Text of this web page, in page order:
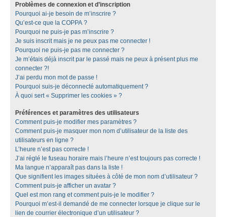
Problèmes de connexion et d’inscription
Pourquoi ai-je besoin de m’inscrire ?
Qu’est-ce que la COPPA ?
Pourquoi ne puis-je pas m’inscrire ?
Je suis inscrit mais je ne peux pas me connecter !
Pourquoi ne puis-je pas me connecter ?
Je m’étais déjà inscrit par le passé mais ne peux à présent plus me
connecter ?!
J’ai perdu mon mot de passe !
Pourquoi suis-je déconnecté automatiquement ?
À quoi sert « Supprimer les cookies » ?
Préférences et paramètres des utilisateurs
Comment puis-je modifier mes paramètres ?
Comment puis-je masquer mon nom d’utilisateur de la liste des
utilisateurs en ligne ?
L’heure n’est pas correcte !
J’ai réglé le fuseau horaire mais l’heure n’est toujours pas correcte !
Ma langue n’apparaît pas dans la liste !
Que signifient les images situées à côté de mon nom d’utilisateur ?
Comment puis-je afficher un avatar ?
Quel est mon rang et comment puis-je le modifier ?
Pourquoi m’est-il demandé de me connecter lorsque je clique sur le
lien de courrier électronique d’un utilisateur ?